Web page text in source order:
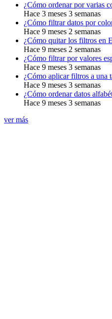
¿Cómo ordenar por varias
Hace 3 meses 3 semanas
¿Cómo filtrar datos por
Hace 9 meses 2 semanas
¿Cómo quitar los filtros en
Hace 9 meses 2 semanas
¿Cómo filtrar por valores
Hace 9 meses 3 semanas
¿Cómo aplicar filtros a una
Hace 9 meses 3 semanas
¿Cómo ordenar datos
Hace 9 meses 3 semanas
ver más